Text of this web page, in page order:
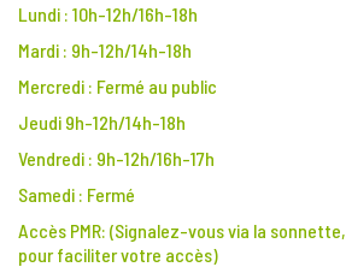
Lundi : 10h-12h/16h-18h
Mardi : 9h-12h/14h-18h
Mercredi : Fermé au public
Jeudi 9h-12h/14h-18h
Vendredi : 9h-12h/16h-17h
Samedi : Fermé
Accès PMR: (Signalez-vous via la sonnette,
pour faciliter votre accès)